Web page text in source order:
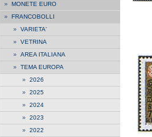
» MONETE EURO
» FRANCOBOLLI
» VARIETA'
» VETRINA
» AREA ITALIANA
» TEMA EUROPA
» 2026
» 2025
» 2024
» 2023
» 2022